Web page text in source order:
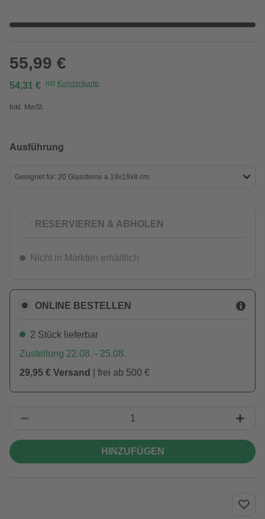
55,99 €
54,31 € mit Kundenkarte
Inkl. MwSt.
Ausführung
Geeignet für: 20 Glassteine a 19x19x8 cm
RESERVIEREN & ABHOLEN
Nicht in Märkten erhältlich
ONLINE BESTELLEN
2 Stück lieferbar
Zustellung 22.08. - 25.08.
29,95 € Versand
| frei ab 500 €
HINZUFÜGEN